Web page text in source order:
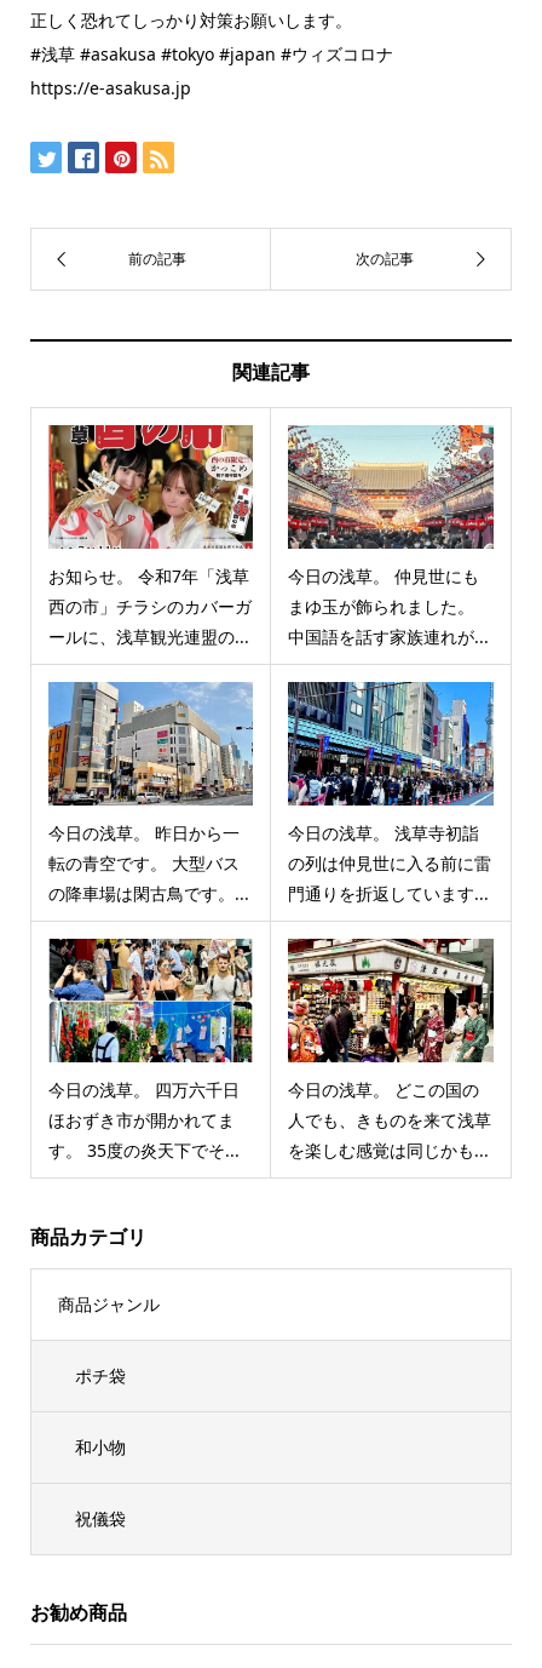
正しく恐れてしっかり対策お願いします。
#浅草 #asakusa #tokyo #japan #ウィズコロナ
https://e-asakusa.jp
関連記事
お知らせ。 令和7年「浅草
西の市」チラシのカバーガ
ールに、浅草観光連盟の...
今日の浅草。 仲見世にも
まゆ玉が飾られました。
中国語を話す家族連れが...
今日の浅草。 昨日から一
転の青空です。 大型バス
の降車場は閑古鳥です。...
今日の浅草。 浅草寺初詣
の列は仲見世に入る前に雷
門通りを折返しています...
今日の浅草。 四万六千日
ほおずき市が開かれてま
す。 35度の炎天下でそ...
今日の浅草。 どこの国の
人でも、きものを来て浅草
を楽しむ感覚は同じかも...
商品カテゴリ
商品ジャンル
ポチ袋
和小物
祝儀袋
お勧め商品